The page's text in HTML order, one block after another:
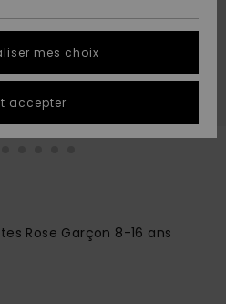
Rose Garçon 8-16 ans
mes choix
accepter